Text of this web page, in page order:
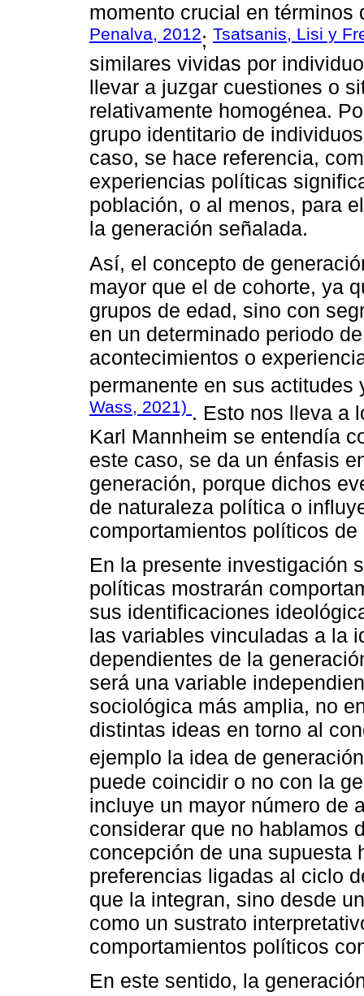
momento crucial en
Penalva, 2012; Tsatsanis, Lisi y
similares vividas por
llevar a juzgar cuestiones o
relativamente homogénea.
grupo identitario de
caso, se hace referencia,
experiencias políticas
población, o al menos, para
la generación señalada.
Así, el concepto de
mayor que el de cohorte, ya
grupos de edad, sino con
en un determinado periodo
acontecimientos o
permanente en sus
Wass, 2021) . Esto nos lleva a
Karl Mannheim se entendía
este caso, se da un énfasis
generación, porque dichos
de naturaleza política o
comportamientos políticos
En la presente investigación
políticas mostrarán
sus identificaciones
las variables vinculadas a la
dependientes de la
será una variable
sociológica más amplia, no
distintas ideas en torno al
ejemplo la idea de
puede coincidir o no con la
incluye un mayor número de
considerar que no hablamos
concepción de una supuesta
preferencias ligadas al ciclo
que la integran, sino desde
como un sustrato
comportamientos políticos
En este sentido, la